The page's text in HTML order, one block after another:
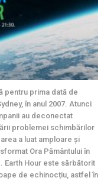
pentru prima dată de
în anul 2007. Atunci
au deconectat
problemei schimbărilor
a luat amploare și
Ora Pământului în
Earth Hour este sărbătorit
de echinocțiu, astfel în